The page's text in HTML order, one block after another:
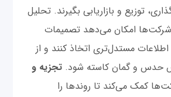
توزیع و بازاریابی بگیرند. تحلیل
شرکت‌ها امکان می‌دهد تصمیمات
مستدل‌تری اتخاذ کنند و از
حدس و گمان کاسته شود.تجزیه و
کمک می‌کند تا روند‌ها را